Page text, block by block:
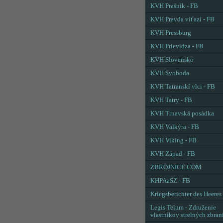
KVH Prašník - FB
KVH Pravda víťazí - FB
KVH Pressburg
KVH Prievidza - FB
KVH Slovensko
KVH Svoboda
KVH Tatranskí vlci - FB
KVH Tatry - FB
KVH Trnavská posádka
KVH Valkýra - FB
KVH Viking - FB
KVH Západ - FB
ZBROJNICE.COM
KHPAaSZ - FB
Kriegsberichter des Heeres
Legis Telum - Združenie
vlastníkov strelných